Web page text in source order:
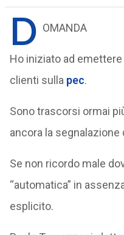
D OMANDA
Ho iniziato ad emettere
clienti sulla pec.
Sono trascorsi ormai
ancora la segnalazione
Se non ricordo male
“automatica” in
esplicito.